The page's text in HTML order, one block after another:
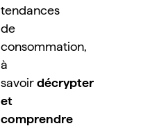
tendances
de
consommation,
à
savoir décrypter
et
comprendre